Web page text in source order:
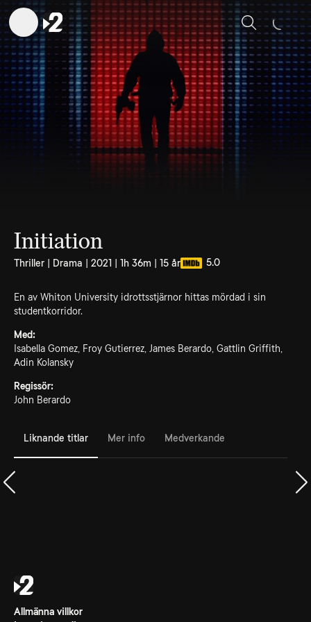
Sök
Initiation
Thriller | Drama | 2021 | 1h 36m | 15 år 5.0
En av Whiton University idrottsstjärnor hittas mördad i sin
studentkorridor.
Med:
Isabella Gomez, Froy Gutierrez, James Berardo, Gattlin Griffith,
Adin Kolansky
Regissör:
John Berardo
Liknande titlar Mer info Medverkande
Allmänna villkor